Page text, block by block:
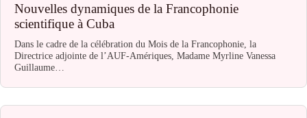
Nouvelles dynamiques de la Francophonie
scientifique à Cuba
Dans le cadre de la célébration du Mois de la Francophonie, la
Directrice adjointe de l’AUF-Amériques, Madame Myrline Vanessa
Guillaume…